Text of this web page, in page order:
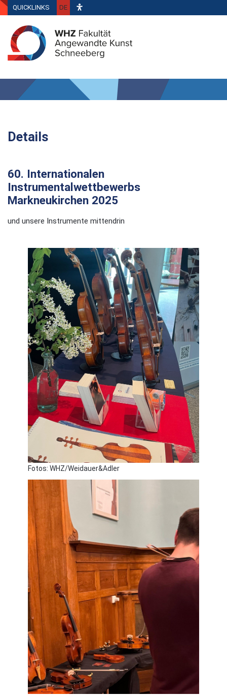
QUICKLINKS DE
Details
60. Internationalen
Instrumentalwettbewerbs
Markneukirchen 2025
und unsere Instrumente mittendrin
Fotos: WHZ/Weidauer&Adler